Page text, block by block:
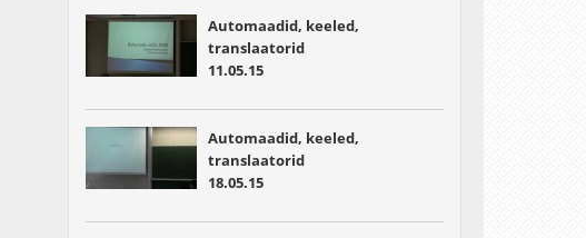
Automaadid, keeled,
translaatorid
11.05.15
Automaadid, keeled,
translaatorid
18.05.15